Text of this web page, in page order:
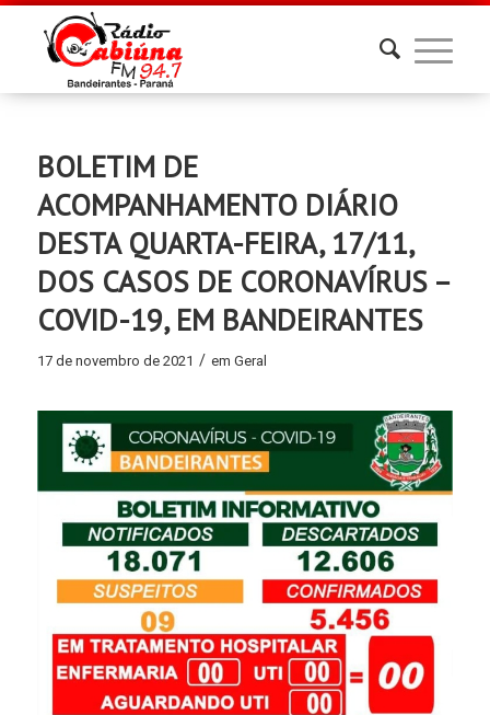
BOLETIM DE
ACOMPANHAMENTO DIÁRIO
DESTA QUARTA-FEIRA, 17/11,
DOS CASOS DE CORONAVÍRUS –
COVID-19, EM BANDEIRANTES
17 de novembro de 2021 / em Geral